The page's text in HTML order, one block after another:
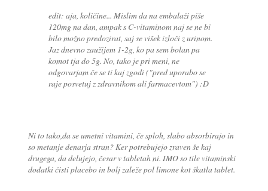
edit: aja, količine... Mislim da na embalaži piše
120mg na dan, ampak s C-vitaminom naj se ne bi
bilo možno predozirat, saj se višek izloči z urinom.
Jaz dnevno zaužijem 1-2g, ko pa sem bolan pa
komot tja do 5g. No, tako je pri meni, ne
odgovarjam če se ti kaj zgodi ("pred uporabo se
raje posvetuj z zdravnikom ali farmacevtom") :D
Ni to tako,da se umetni vitamini, če sploh, slabo absorbirajo in
so metanje denarja stran? Ker potrebujejo zraven še kaj
drugega, da delujejo, česar v tabletah ni. IMO so tile vitaminski
dodatki čisti placebo in bolj zaleže pol limone kot škatla tablet.